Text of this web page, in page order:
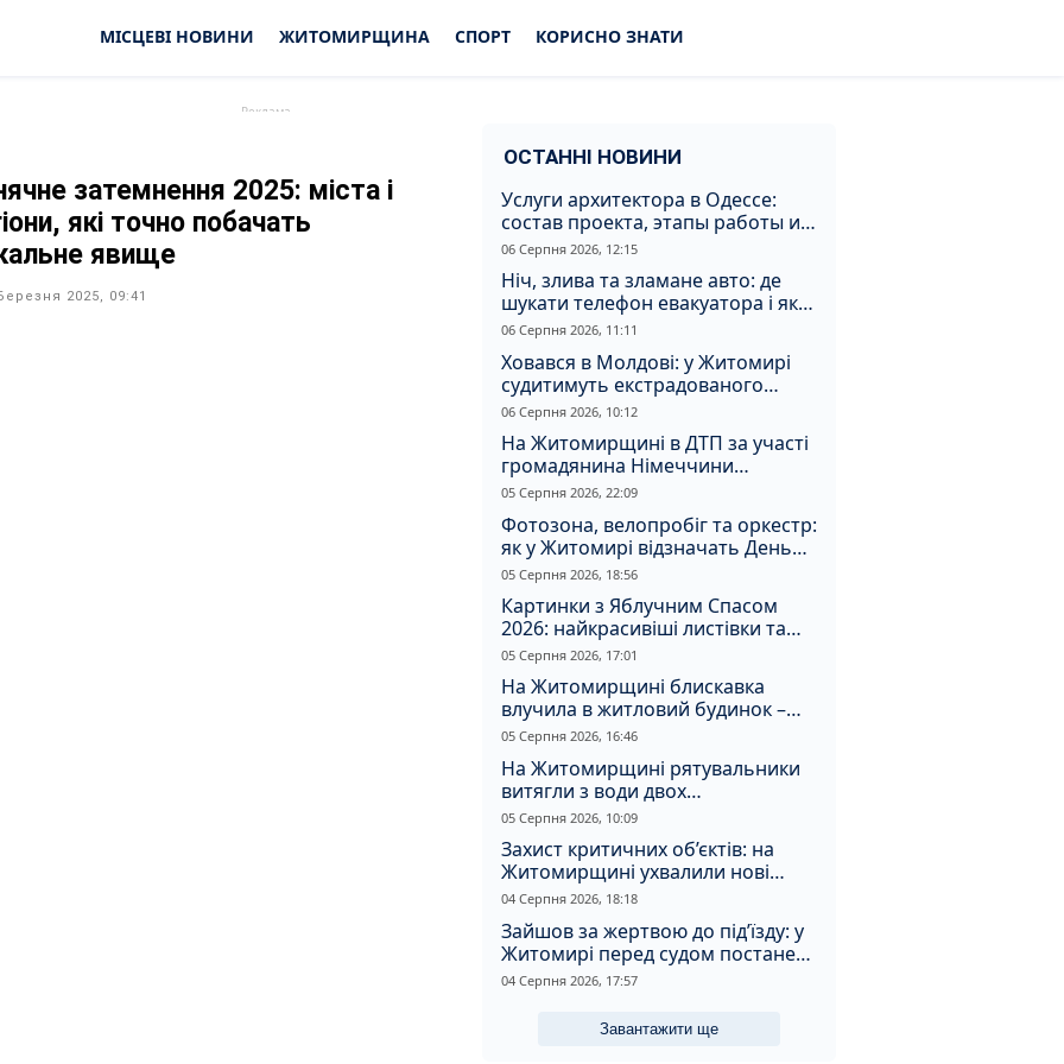
МІСЦЕВІ НОВИНИ ЖИТОМИРЩИНА СПОРТ КОРИСНО ЗНАТИ
затемнення 2025: міста і
які точно побачать
явище
2025, 09:41
ОСТАННІ НОВИНИ
Услуги архитектора в Одессе:
состав проекта, этапы работы и
стоимость
06 Серпня 2026, 12:15
Ніч, злива та зламане авто: де
шукати телефон евакуатора і як
не натрапити на аферистів
06 Серпня 2026, 11:11
Ховався в Молдові: у Житомирі
судитимуть екстрадованого
іноземця за сурогатний спирт і
відмивання грошей
06 Серпня 2026, 10:12
На Житомирщині в ДТП за участі
громадянина Німеччини
постраждали двоє людей
05 Серпня 2026, 22:09
Фотозона, велопробіг та оркестр:
як у Житомирі відзначать День
Прапора та День Незалежності
05 Серпня 2026, 18:56
Картинки з Яблучним Спасом
2026: найкрасивіші листівки та
щирі привітання зі святом
05 Серпня 2026, 17:01
На Житомирщині блискавка
влучила в житловий будинок –
спалахнула пожежа
05 Серпня 2026, 16:46
На Житомирщині рятувальники
витягли з води двох
потопельників
05 Серпня 2026, 10:09
Захист критичних об’єктів: на
Житомирщині ухвалили нові
рішення з безпеки
04 Серпня 2026, 18:18
Зайшов за жертвою до під’їзду: у
Житомирі перед судом постане
нападник
04 Серпня 2026, 17:57
Завантажити ще